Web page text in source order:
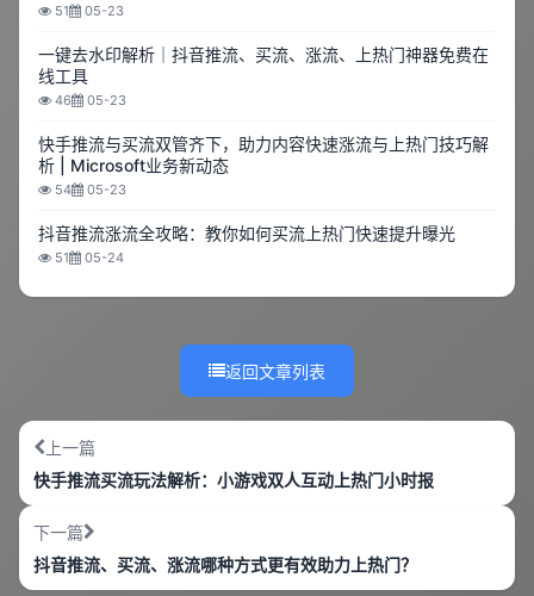
51 05-23
一键去水印解析｜抖音推流、买流、涨流、上热门神器免费在
线工具
46 05-23
快手推流与买流双管齐下，助力内容快速涨流与上热门技巧解
析 | Microsoft业务新动态
54 05-23
抖音推流涨流全攻略：教你如何买流上热门快速提升曝光
51 05-24
返回文章列表
上一篇
快手推流买流玩法解析：小游戏双人互动上热门小时报
下一篇
抖音推流、买流、涨流哪种方式更有效助力上热门？